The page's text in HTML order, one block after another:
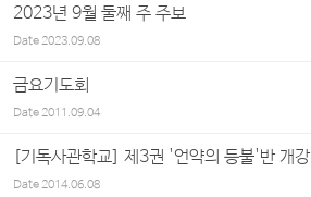
2023년 9월 둘째 주 주보
Date2023.09.08
금요기도회
Date2011.09.04
[기독사관학교] 제3권 '언약의 등불'반 개강
Date2014.06.08